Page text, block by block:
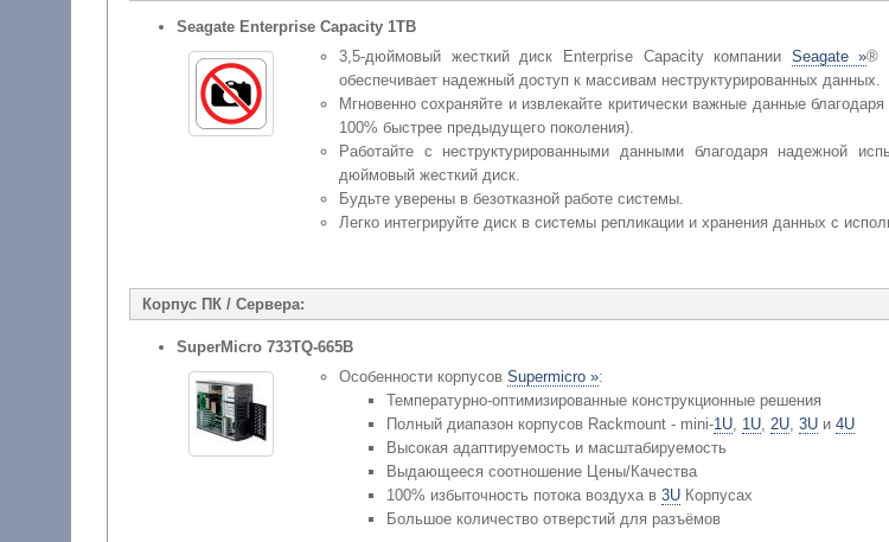
Seagate Enterprise Capacity 1TB
3,5-дюймовый жесткий диск Enterprise Capacity компании Seagate »®
обеспечивает надежный доступ к массивам неструктурированных данных.
Мгновенно сохраняйте и извлекайте критически важные данные
100% быстрее предыдущего поколения).
Работайте с неструктурированными данными благодаря надежной
дюймовый жесткий диск.
Будьте уверены в безотказной работе системы.
Легко интегрируйте диск в системы репликации и хранения данных с
Корпус ПК / Сервера:
SuperMicro 733TQ-665B
Особенности корпусов Supermicro »:
Температурно-оптимизированные конструкционные решения
Полный диапазон корпусов Rackmount - mini-1U, 1U, 2U, 3Uи 4U
Высокая адаптируемость и масштабируемость
Выдающееся соотношение Цены/Качества
100% избыточность потока воздуха в 3UКорпусах
Большое количество отверстий для разъёмов